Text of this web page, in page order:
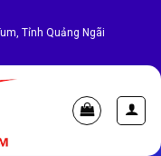
Tỉnh Quảng Ngãi